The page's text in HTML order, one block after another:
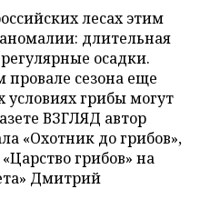
лесах этим
длительная
осадки.
провале сезона еще
условиях грибы могут
ВЗГЛЯД автор
«Охотник до грибов»,
грибов» на
Дмитрий